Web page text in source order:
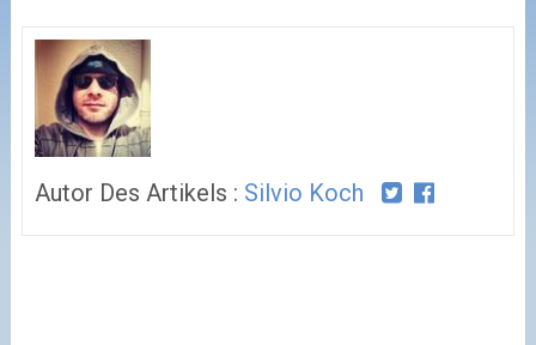
Autor Des Artikels : Silvio Koch